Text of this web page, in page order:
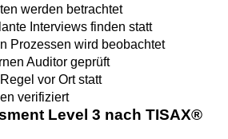
werden betrachtet
Interviews finden statt
Prozessen wird beobachtet
Auditor geprüft
vor Ort statt
verifiziert
Level 3 nach TISAX®